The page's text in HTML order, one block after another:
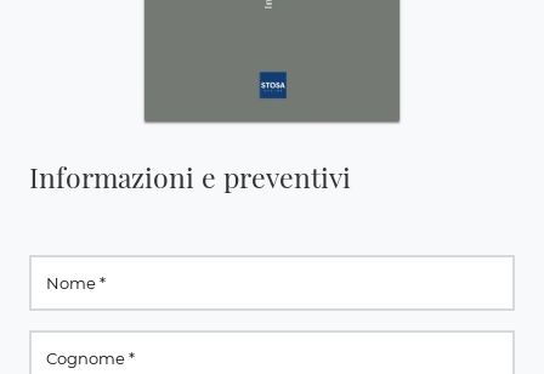
Informazioni e preventivi